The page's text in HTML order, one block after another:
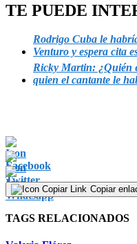
TE PUEDE
Rodrigo Cuba le
Venturo y espera cita
Ricky Martin: ¿Quién
quien el cantante le
Copiar
TAGS RELACIONADOS